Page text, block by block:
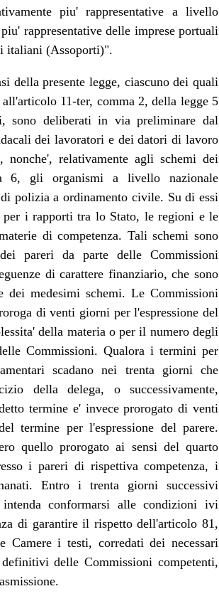
piu' rappresentative a livello
rappresentative delle imprese portuali
italiani (Assoporti)".
della presente legge, ciascuno dei quali
11-ter, comma 2, della legge 5
sono deliberati in via preliminare dal
dei lavoratori e dei datori di lavoro
nonche', relativamente agli schemi dei
6, gli organismi a livello nazionale
polizia a ordinamento civile. Su di essi
per i rapporti tra lo Stato, le regioni e le
di competenza. Tali schemi sono
pareri da parte delle Commissioni
di carattere finanziario, che sono
dei medesimi schemi. Le Commissioni
di venti giorni per l'espressione del
della materia o per il numero degli
Commissioni. Qualora i termini per
scadano nei trenta giorni che
della delega, o successivamente,
termine e' invece prorogato di venti
termine per l'espressione del parere.
quello prorogato ai sensi del quarto
i pareri di rispettiva competenza, i
Entro i trenta giorni successivi
conformarsi alle condizioni ivi
di garantire il rispetto dell'articolo 81,
Camere i testi, corredati dei necessari
delle Commissioni competenti,